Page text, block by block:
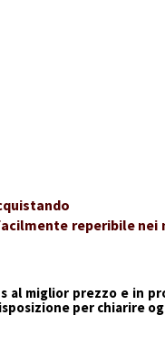
reperibile nei
miglior prezzo e in
per chiarire